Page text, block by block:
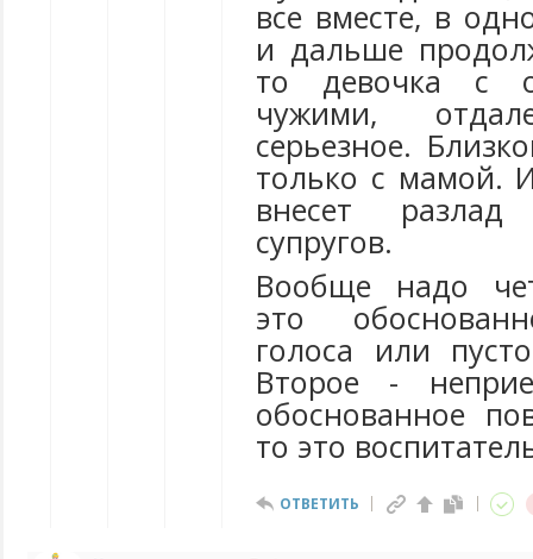
все вместе, в
и дальше
то девочка с
чужими,
серьезное.
только с мамой.
внесет
супругов.
Вообще надо
это
голоса или
Второе -
обоснованное
то это
ОТВЕТИТЬ